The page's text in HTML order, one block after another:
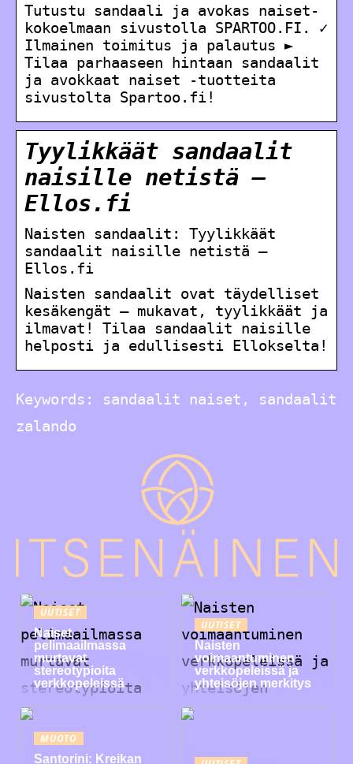
Tutustu sandaali ja avokas naiset-
kokoelmaan sivustolla SPARTOO.FI. ✓
Ilmainen toimitus ja palautus ►
Tilaa parhaaseen hintaan sandaalit
ja avokkaat naiset -tuotteita
sivustolta Spartoo.fi!
Tyylikkäät sandaalit
naisille netistä –
Ellos.fi
Naisten sandaalit: Tyylikkäät
sandaalit naisille netistä –
Ellos.fi
Naisten sandaalit ovat täydelliset
kesäkengät – mukavat, tyylikkäät ja
ilmavat! Tilaa sandaalit naisille
helposti ja edullisesti Ellokselta!
Keywords: sandaalit naiset, sandaalit
zalando
UUTISET
Naiset
pelimaailmassa
murtavat
stereotypioita
verkkopeleissä
UUTISET
Naisten
voimaantuminen
verkkopeleissä ja
yhteisöjen merkitys
MUOTO
Santorini: Kreikan